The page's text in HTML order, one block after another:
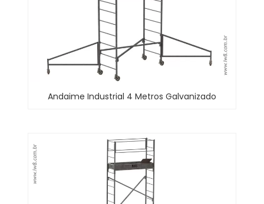
Andaime Industrial 4 Metros Galvanizado